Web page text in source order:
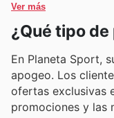
Ver más
¿Qué tipo
En Planeta Sport,
apogeo. Los
ofertas exclusivas
promociones y las